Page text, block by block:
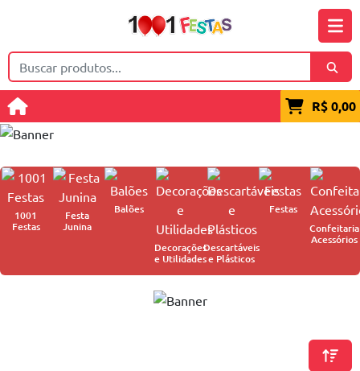
R$ 0,00
1001
Festas
Festa
Junina
Balões
Decorações
e Utilidades
Descartáveis
e Plásticos
Festas
Confeitaria
Acessórios